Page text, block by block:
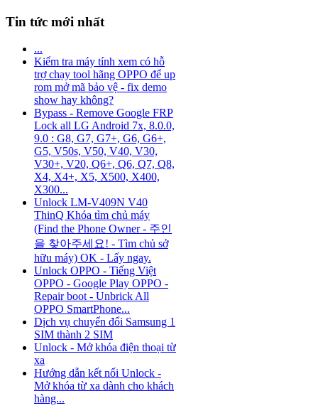
Tin tức mới nhất
...
Kiểm tra máy tính xem có hỗ
trợ chạy tool hãng OPPO để up
rom mở mã bảo vệ - fix demo
show hay không?
Bypass - Remove Google FRP
Lock all LG Android 7x, 8.0.0,
9.0 : G8, G7, G7+, G6, G6+,
G5, V50s, V50, V40, V30,
V30+, V20, Q6+, Q6, Q7, Q8,
X4, X4+, X5, X500, X400,
X300...
Unlock LM-V409N V40
ThinQ Khóa tìm chủ máy
(Find the Phone Owner - 주인
을 찾아주세요! - Tìm chủ sở
hữu máy) OK - Lấy ngay.
Unlock OPPO - Tiếng Việt
OPPO - Google Play OPPO -
Repair boot - Unbrick All
OPPO SmartPhone...
Dịch vụ chuyển đổi Samsung 1
SIM thành 2 SIM
Unlock - Mở khóa điện thoại từ
xa
Hướng dẫn kết nối Unlock -
Mở khóa từ xa dành cho khách
hàng...